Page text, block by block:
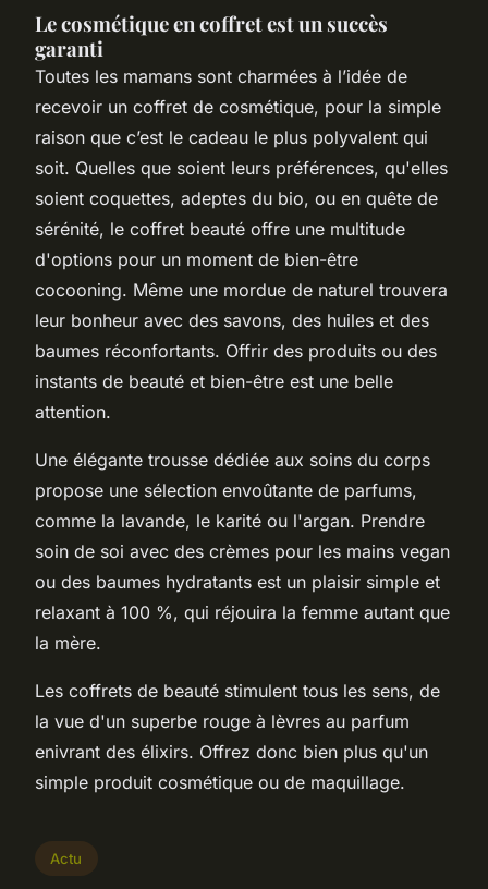
Le cosmétique en coffret est un succès
garanti
Toutes les mamans sont charmées à l’idée de
recevoir un coffret de cosmétique, pour la simple
raison que c’est le cadeau le plus polyvalent qui
soit. Quelles que soient leurs préférences, qu'elles
soient coquettes, adeptes du bio, ou en quête de
sérénité, le coffret beauté offre une multitude
d'options pour un moment de bien-être
cocooning. Même une mordue de naturel trouvera
leur bonheur avec des savons, des huiles et des
baumes réconfortants. Offrir des produits ou des
instants de beauté et bien-être est une belle
attention.
Une élégante trousse dédiée aux soins du corps
propose une sélection envoûtante de parfums,
comme la lavande, le karité ou l'argan. Prendre
soin de soi avec des crèmes pour les mains vegan
ou des baumes hydratants est un plaisir simple et
relaxant à 100 %, qui réjouira la femme autant que
la mère.
Les coffrets de beauté stimulent tous les sens, de
la vue d'un superbe rouge à lèvres au parfum
enivrant des élixirs. Offrez donc bien plus qu'un
simple produit cosmétique ou de maquillage.
Actu